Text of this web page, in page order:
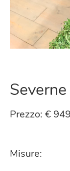
Prezzo: € 949
Misure: